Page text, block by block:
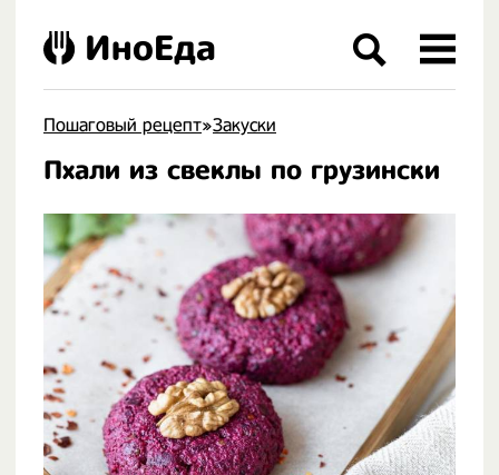
Пошаговый рецепт»Закуски
Пхали из свеклы по грузински
ИноЕда